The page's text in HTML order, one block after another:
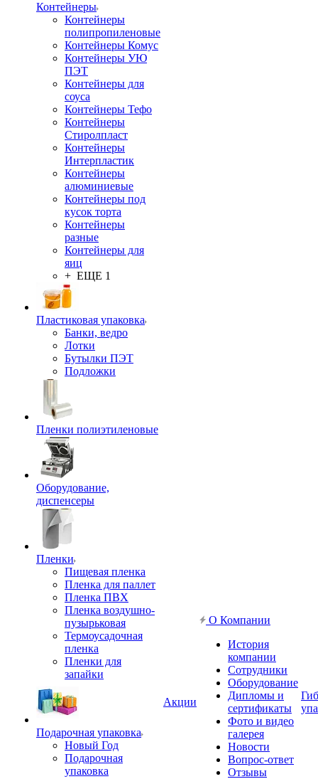
Контейнеры
Контейнеры
полипропиленовые
Контейнеры Комус
Контейнеры УЮ
ПЭТ
Контейнеры для
соуса
Контейнеры Тефо
Контейнеры
Стиролпласт
Контейнеры
Интерпластик
Контейнеры
алюминиевые
Контейнеры под
кусок торта
Контейнеры
разные
Контейнеры для
яиц
+ ЕЩЕ 1
Пластиковая упаковка
Банки, ведро
Лотки
Бутылки ПЭТ
Подложки
Пленки полиэтиленовые
Оборудование,
диспенсеры
Пленки
Пищевая пленка
Пленка для паллет
Пленка ПВХ
Пленка воздушно-
пузырьковая
Термоусадочная
пленка
Пленки для
запайки
Подарочная упаковка
Новый Год
Подарочная
упаковка
Акции
О Компании
История
компании
Сотрудники
Оборудование
Дипломы и
сертификаты
Фото и видео
галерея
Новости
Вопрос-ответ
Отзывы